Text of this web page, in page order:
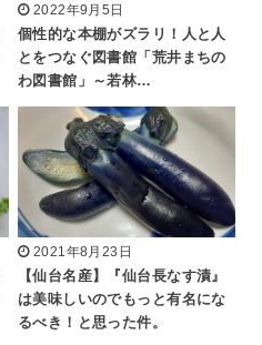
2022年9月5日
個性的な本棚がズラリ！人と人
とをつなぐ図書館「荒井まちの
わ図書館」～若林…
2021年8月23日
【仙台名産】『仙台長なす漬』
は美味しいのでもっと有名にな
るべき！と思った件。